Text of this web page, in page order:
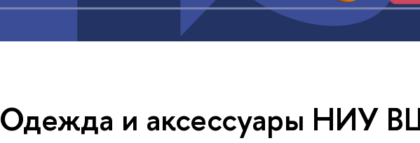
Одежда и аксессуары НИУ